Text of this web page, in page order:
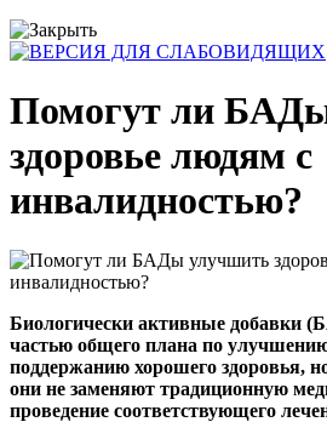
Помогут ли
здоровье людям с
инвалидностью?
Биологически активные добавки
частью общего плана по
поддержанию хорошего здоровья,
они не заменяют традиционную
проведение соответствующего